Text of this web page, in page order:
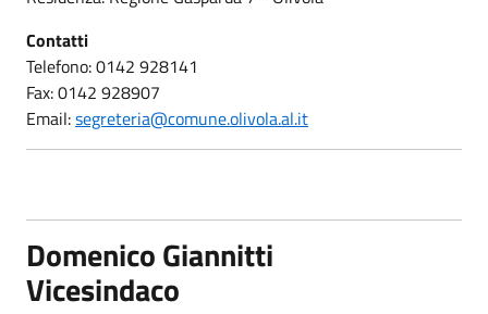
Contatti
Telefono: 0142 928141
Fax: 0142 928907
Email:segreteria@comune.olivola.al.it
Domenico Giannitti
Vicesindaco